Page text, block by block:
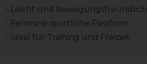
• Leicht und bewegungsfreundlich
• Feminine sportliche Passform
• Ideal für Training und Freizeit